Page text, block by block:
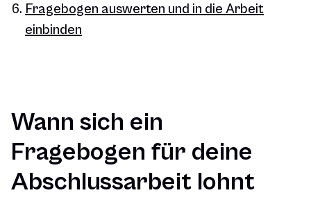
Fragebogen auswerten und in die Arbeit
einbinden
Wann sich ein
Fragebogen für deine
Abschlussarbeit lohnt